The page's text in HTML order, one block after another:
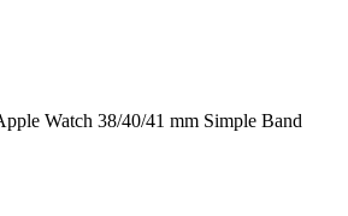
Watch 38/40/41 mm Simple Band